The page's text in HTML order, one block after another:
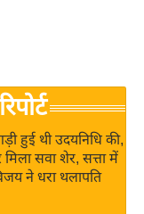
हुई थी उदयनिधि की,
मिला सवा शेर, सत्ता में
ने धरा थलापति